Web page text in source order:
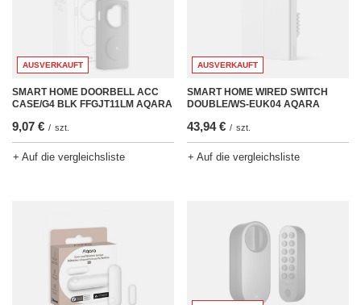
AUSVERKAUFT
SMART HOME DOORBELL ACC
CASE/G4 BLK FFGJT11LM AQARA
9,07 € / szt.
+ Auf die vergleichsliste
AUSVERKAUFT
SMART HOME WIRED SWITCH
DOUBLE/WS-EUK04 AQARA
43,94 € / szt.
+ Auf die vergleichsliste